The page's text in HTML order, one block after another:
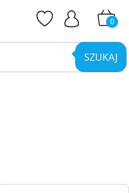
0
SZUKAJ